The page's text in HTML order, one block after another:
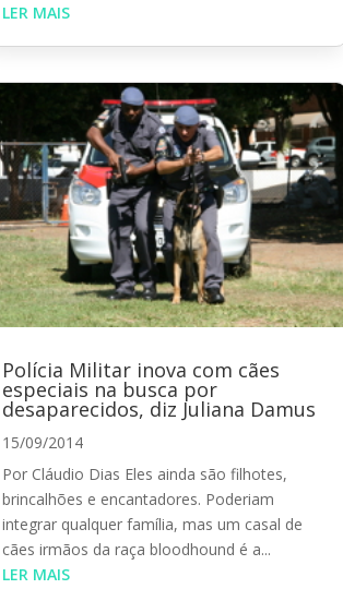
LER MAIS
Polícia Militar inova com cães
especiais na busca por
desaparecidos, diz Juliana Damus
15/09/2014
Por Cláudio Dias Eles ainda são filhotes,
brincalhões e encantadores. Poderiam
integrar qualquer família, mas um casal de
cães irmãos da raça bloodhound é a...
LER MAIS